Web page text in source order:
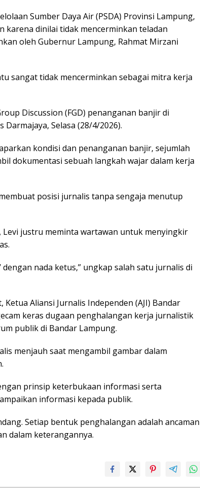
Sumber Daya Air (PSDA) Provinsi Lampung,
karena dinilai tidak mencerminkan teladan
oleh Gubernur Lampung, Rahmat Mirzani
sangat tidak mencerminkan sebagai mitra kerja
Discussion (FGD) penanganan banjir di
Selasa (28/4/2026).
kondisi dan penanganan banjir, sejumlah
dokumentasi sebuah langkah wajar dalam kerja
posisi jurnalis tanpa sengaja menutup
Levi justru meminta wartawan untuk menyingkir
dengan nada ketus,” ungkap salah satu jurnalis di
Aliansi Jurnalis Independen (AJI) Bandar
keras dugaan penghalangan kerja jurnalistik
publik di Bandar Lampung.
menjauh saat mengambil gambar dalam
prinsip keterbukaan informasi serta
informasi kepada publik.
Setiap bentuk penghalangan adalah ancaman
dalam keterangannya.